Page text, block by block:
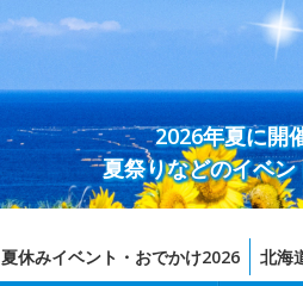
2026年夏に開
夏祭りなどのイベ
夏休みイベント・おでかけ2026 北海